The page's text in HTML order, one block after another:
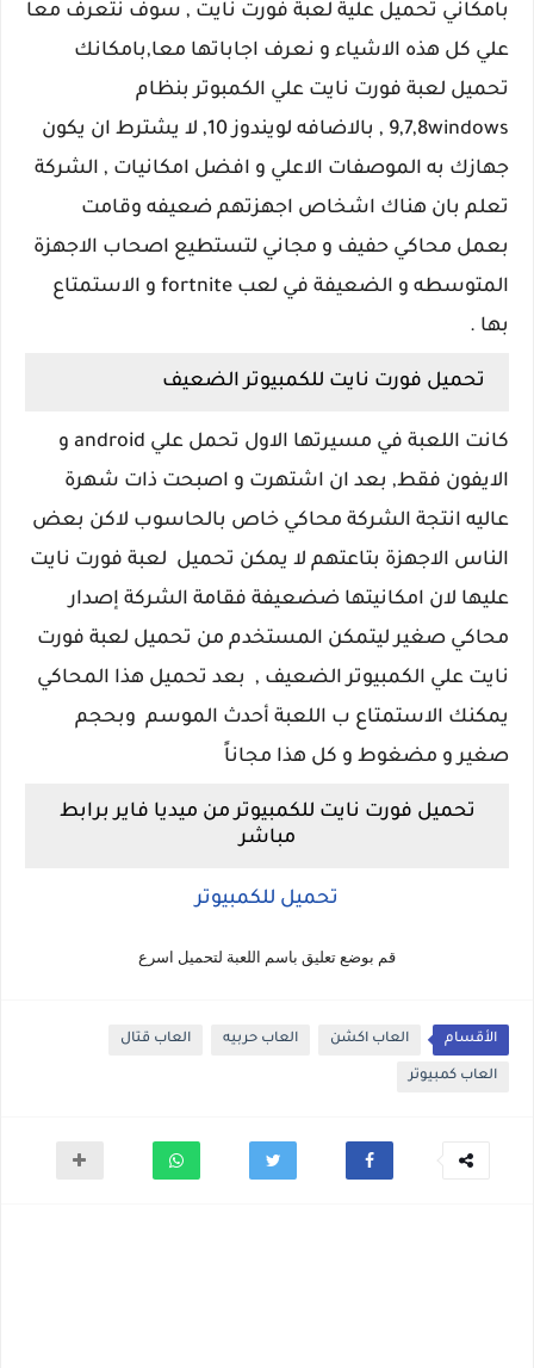
بامكاني تحميل علية لعبة فورت نايت , سوف نتعرف معا
علي كل هذه الاشياء و نعرف اجاباتها معا,بامكانك
تحميل لعبة فورت نايت علي الكمبوتر بنظام
9,7,8windows , بالاضافه لويندوز 10, لا يشترط ان يكون
جهازك به الموصفات الاعلي و افضل امكانيات , الشركة
تعلم بان هناك اشخاص اجهزتهم ضعيفه وقامت
بعمل محاكي حفيف و مجاني لتستطيع اصحاب الاجهزة
المتوسطه و الضعيفة في لعب fortnite و الاستمتاع
بها .
تحميل فورت نايت للكمبيوتر الضعيف
كانت اللعبة في مسيرتها الاول تحمل علي android و
الايفون فقط, بعد ان اشتهرت و اصبحت ذات شهرة
عاليه انتجة الشركة محاكي خاص بالحاسوب لاكن بعض
الناس الاجهزة بتاعتهم لا يمكن تحميل لعبة فورت نايت
عليها لان امكانيتها ضضعيفة فقامة الشركة إصدار
محاكي صغير ليتمكن المستخدم من تحميل لعبة فورت
نايت علي الكمبيوتر الضعيف , بعد تحميل هذا المحاكي
يمكنك الاستمتاع ب اللعبة أحدث الموسم وبحجم
صغير و مضغوط و كل هذا مجاناً
تحميل فورت نايت للكمبيوتر من ميديا فاير برابط
مباشر
تحميل للكمبيوتر
قم بوضع تعليق باسم اللعبة لتحميل اسرع
الأقسام العاب اكشن العاب حربيه العاب قتال
العاب كمبيوتر